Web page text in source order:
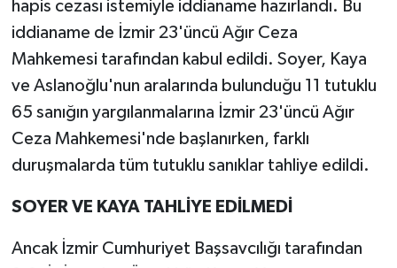
hapis cezası istemiyle iddianame hazırlandı. Bu
iddianame de İzmir 23'üncü Ağır Ceza
Mahkemesi tarafından kabul edildi. Soyer, Kaya
ve Aslanoğlu'nun aralarında bulunduğu 11 tutuklu
65 sanığın yargılanmalarına İzmir 23'üncü Ağır
Ceza Mahkemesi'nde başlanırken, farklı
duruşmalarda tüm tutuklu sanıklar tahliye edildi.
SOYER VE KAYA TAHLİYE EDİLMEDİ
Ancak İzmir Cumhuriyet Başsavcılığı tarafından